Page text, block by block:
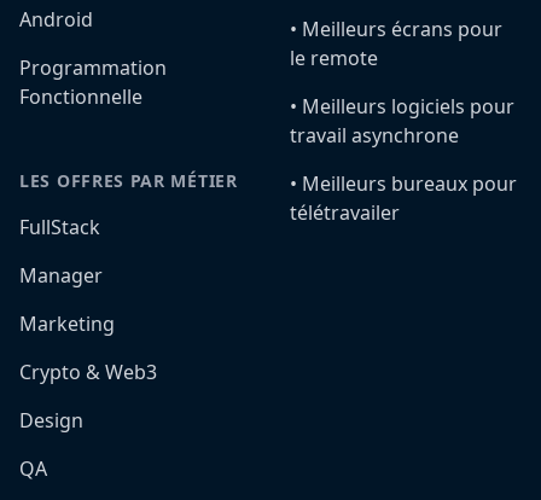
Android
Programmation
Fonctionnelle
LES OFFRES PAR MÉTIER
FullStack
Manager
Marketing
Crypto & Web3
Design
QA
•️ Meilleurs écrans pour
le remote
•️ Meilleurs logiciels pour
travail asynchrone
•️ Meilleurs bureaux pour
télétravailer